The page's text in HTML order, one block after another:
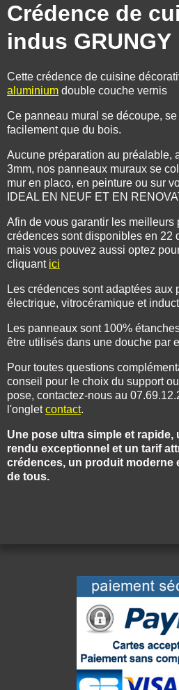
Crédence de
indus GRUNGY
Cette crédence de cuisine
aluminium double couche vernis
Ce panneau mural se découpe,
facilement que du bois.
Aucune préparation au préalable,
3mm, nos panneaux muraux se
mur en placo, en peinture ou sur
IDEAL EN NEUF ET EN
Afin de vous garantir les meilleurs
crédences sont disponibles en 22
mais vous pouvez aussi optez
cliquant ici
Les crédences sont adaptées aux
électrique, vitrocéramique et
Les panneaux sont 100%
être utilisés dans une douche par
Pour toutes questions
conseil pour le choix du support
pose, contactez-nous au
l'ongletcontact.
Une pose ultra simple et rapide,
rendu exceptionnel et un tarif
crédences, un produit moderne
de tous.